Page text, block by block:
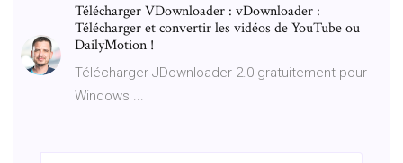
Télécharger VDownloader : vDownloader :
Télécharger et convertir les vidéos de YouTube ou
DailyMotion !
Télécharger JDownloader 2.0 gratuitement pour
Windows ...